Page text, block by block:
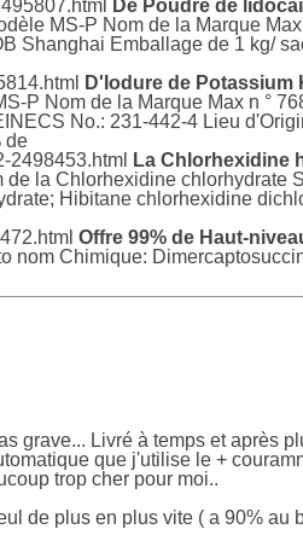
De Poudre de
MS-P Nom de la Marque
Shanghai Emballage de 1 kg/
D'Iodure de Potassium
P Nom de la Marque Max n °
No.: 231-442-4 Lieu
de
2498453.html
La Chlorhexidine
la Chlorhexidine chlorhydrate
Hibitane chlorhexidine
Offre 99% de Haut-
nom Chimique:
grave... Livré à temps et après
que j'utilise le +
trop cher pour moi..
de plus en plus vite ( a 90% au